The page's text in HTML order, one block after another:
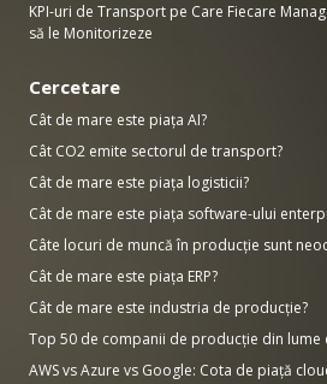
KPI-uri de Transport pe Care Fiecare
să le Monitorizeze
Cercetare
Cât de mare este piața AI?
Cât CO2 emite sectorul de transport?
Cât de mare este piața logisticii?
Cât de mare este piața software-ului
Câte locuri de muncă în producție sunt
Cât de mare este piața ERP?
Cât de mare este industria de producție?
Top 50 de companii de producție din lume
AWS vs Azure vs Google: Cota de piață